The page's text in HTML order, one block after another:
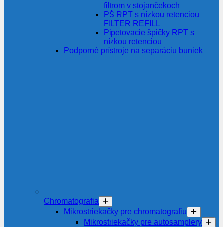
filtrom v stojančekoch
PŠ RPT s nízkou retenciou
FILTER REFILL
Pipetovacie špičky RPT s
nízkou retenciou
Podporné prístroje na separáciu buniek
Chromatografia
Mikrostriekačky pre chromatografiu
Mikrostriekačky pre autosamplery